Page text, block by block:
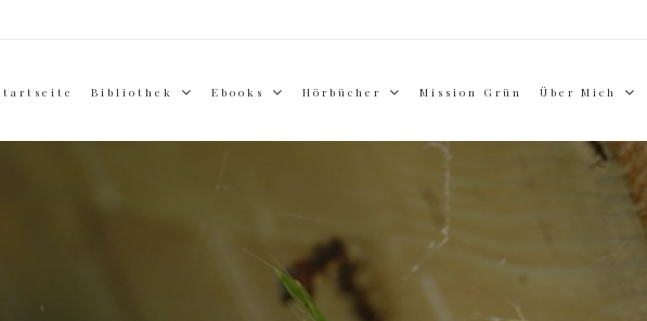
Bibliothek Ebooks Hörbücher Mission Grün Über Mich